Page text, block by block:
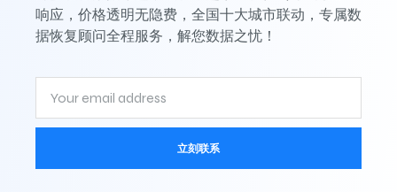
响应，价格透明无隐费，全国十大城市联动，专属数
据恢复顾问全程服务，解您数据之忧！
立刻联系